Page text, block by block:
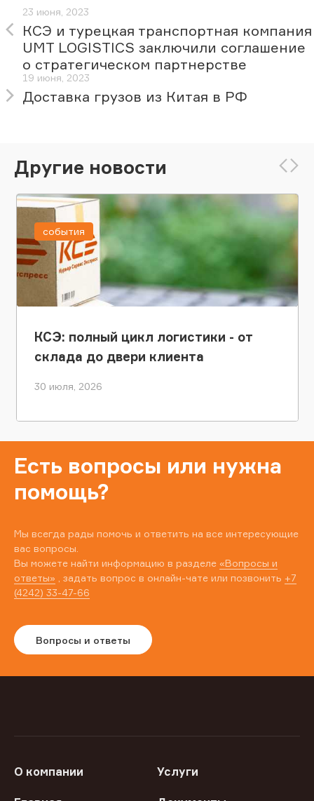
23 июня, 2023
КСЭ и турецкая транспортная компания
UMT LOGISTICS заключили соглашение
о стратегическом партнерстве
19 июня, 2023
Доставка грузов из Китая в РФ
Другие новости
КСЭ: полный цикл логистики - от
склада до двери клиента
30 июля, 2026
события
Есть вопросы или нужна
помощь?
Мы всегда рады помочь и ответить на все интересующие
вас вопросы.
Вы можете найти информацию в разделе «Вопросы и
ответы» , задать вопрос в онлайн-чате или позвонить +7
(4242) 33-47-66
Вопросы и ответы
О компании Услуги